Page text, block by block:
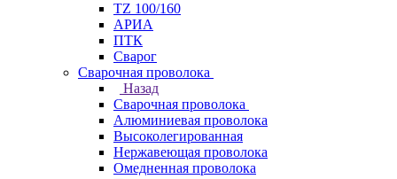
TZ 100/160
АРИА
ПТК
Сварог
Сварочная проволока
Назад
Сварочная проволока
Алюминиевая проволока
Высоколегированная
Нержавеющая проволока
Омедненная проволока